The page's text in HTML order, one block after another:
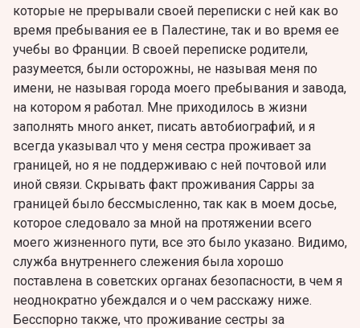
которые не прерывали своей переписки с ней как во
время пребывания ее в Палестине, так и во время ее
учебы во Франции. В своей переписке родители,
разумеется, были осторожны, не называя меня по
имени, не называя города моего пребывания и завода,
на котором я работал. Мне приходилось в жизни
заполнять много анкет, писать автобиографий, и я
всегда указывал что у меня сестра проживает за
границей, но я не поддерживаю с ней почтовой или
иной связи. Скрывать факт проживания Сарры за
границей было бессмысленно, так как в моем досье,
которое следовало за мной на протяжении всего
моего жизненного пути, все это было указано. Видимо,
служба внутреннего слежения была хорошо
поставлена в советских органах безопасности, в чем я
неоднократно убеждался и о чем расскажу ниже.
Бесспорно также, что проживание сестры за